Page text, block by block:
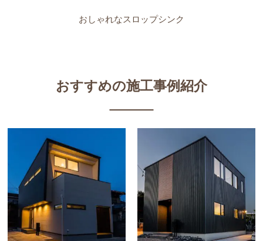
おしゃれなスロップシンク
おすすめの施工事例紹介